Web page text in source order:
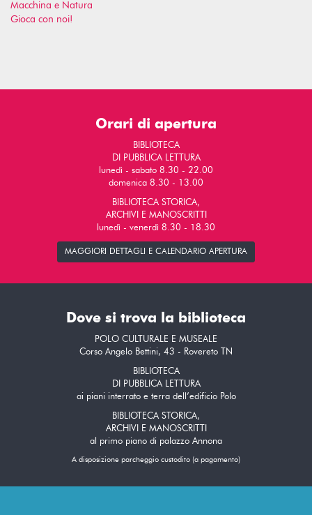
Macchina e Natura
Gioca con noi!
Orari di apertura
BIBLIOTECA
DI PUBBLICA LETTURA
lunedì - sabato 8.30 - 22.00
domenica 8.30 - 13.00
BIBLIOTECA STORICA,
ARCHIVI E MANOSCRITTI
lunedì - venerdì 8.30 - 18.30
MAGGIORI DETTAGLI E CALENDARIO APERTURA
Dove si trova la biblioteca
POLO CULTURALE E MUSEALE
Corso Angelo Bettini, 43 - Rovereto TN
BIBLIOTECA
DI PUBBLICA LETTURA
ai piani interrato e terra dell’edificio Polo
BIBLIOTECA STORICA,
ARCHIVI E MANOSCRITTI
al primo piano di palazzo Annona
A disposizione parcheggio custodito (a pagamento)